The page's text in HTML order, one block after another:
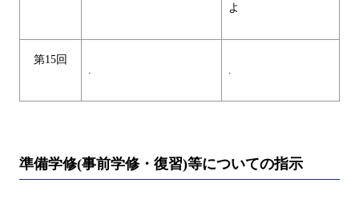
よ
第15回
準備学修(事前学修・復習)等についての指示